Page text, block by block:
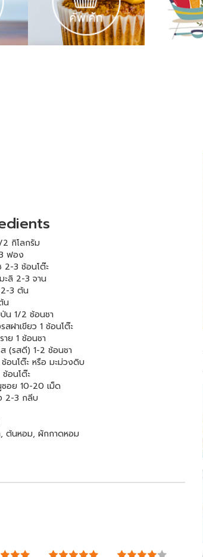
กิโลกรัม
ฟอง
2-3 ช้อนโต๊ะ
ะลิ 2-3 จาน
3 ต้น
น
น 1/2 ช้อนชา
สฝาเขียว 1 ช้อนโต๊ะ
าย 1 ช้อนชา
(รสดี) 1-2 ช้อนชา
ช้อนโต๊ะ หรือ มะม่วงดิบ
ช้อนโต๊ะ
อย 10-20 เม็ด
2-3 กลีบ
ต้นหอม, ผักกาดหอม